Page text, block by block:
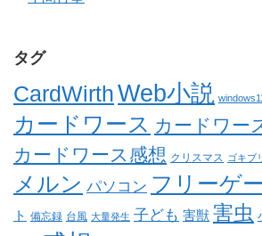
タグ
CardWirthWeb小説 windows11
カードワース カードワー
カードワース感想 クリスマス ゴキブ
メルン パソコン フリーゲ
ト 備忘録 台風 大量発生 子ども 害獣 害虫